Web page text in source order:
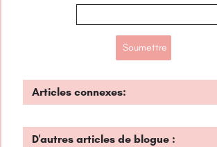
Articles connexes:
D'autres articles de blogue :